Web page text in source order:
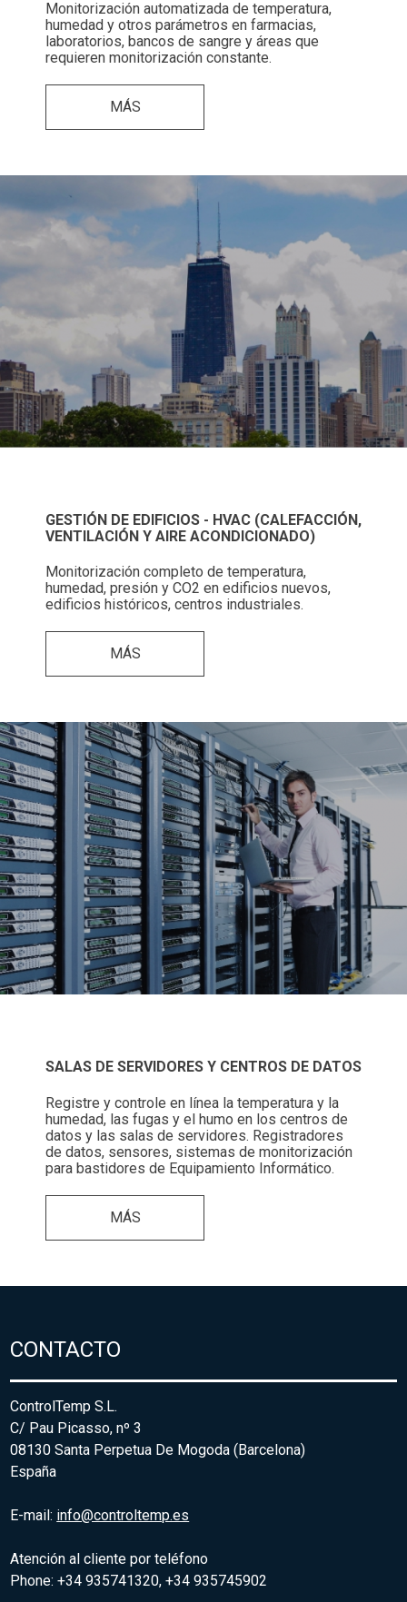
Monitorización automatizada de temperatura,
humedad y otros parámetros en farmacias,
laboratorios, bancos de sangre y áreas que
requieren monitorización constante.
MÁS
GESTIÓN DE EDIFICIOS - HVAC (CALEFACCIÓN,
VENTILACIÓN Y AIRE ACONDICIONADO)
Monitorización completo de temperatura,
humedad, presión y CO2 en edificios nuevos,
edificios históricos, centros industriales.
MÁS
SALAS DE SERVIDORES Y CENTROS DE DATOS
Registre y controle en línea la temperatura y la
humedad, las fugas y el humo en los centros de
datos y las salas de servidores. Registradores
de datos, sensores, sistemas de monitorización
para bastidores de Equipamiento Informático.
MÁS
CONTACTO
ControlTemp S.L.
C/ Pau Picasso, nº 3
08130 Santa Perpetua De Mogoda (Barcelona)
España
E-mail: info@controltemp.es
Atención al cliente por teléfono
Phone: +34 935741320, +34 935745902